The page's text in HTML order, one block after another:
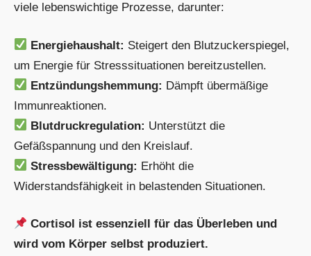
viele lebenswichtige Prozesse, darunter:
Energiehaushalt: Steigert den Blutzuckerspiegel,
um Energie für Stresssituationen bereitzustellen.
Entzündungshemmung: Dämpft übermäßige
Immunreaktionen.
Blutdruckregulation: Unterstützt die
Gefäßspannung und den Kreislauf.
Stressbewältigung: Erhöht die
Widerstandsfähigkeit in belastenden Situationen.
Cortisol ist essenziell für das Überleben und
wird vom Körper selbst produziert.